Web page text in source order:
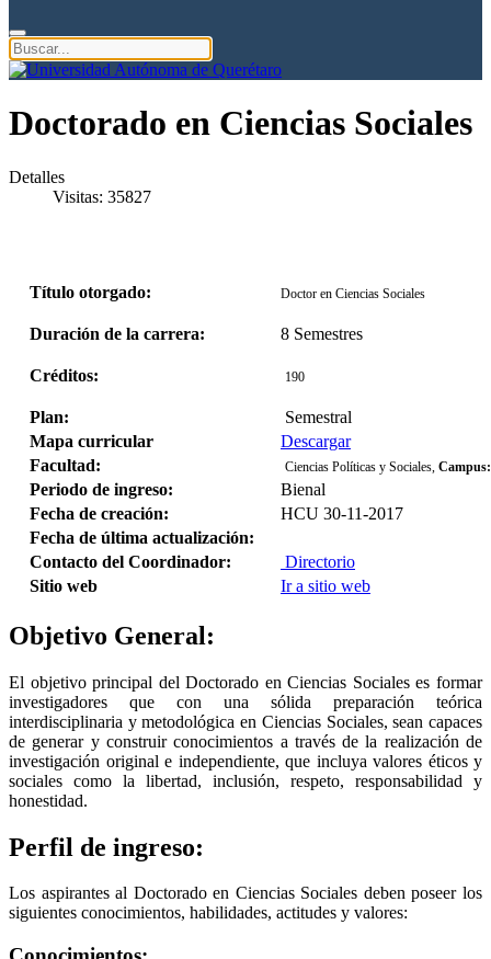
Doctorado en Ciencias Sociales
Detalles
Visitas: 35827
Título otorgado: Doctor en Ciencias Sociales
Duración de la carrera: 8 Semestres
Créditos: 190
Plan:
Semestral
Mapa curricular
Descargar
Facultad:
Ciencias Políticas y Sociales, Campus:
Periodo de ingreso:
Bienal
Fecha de creación:
HCU 30-11-2017
Fecha de última actualización:
Contacto del Coordinador:
Directorio
Sitio web
Ir a sitio web
Objetivo General:
El objetivo principal del Doctorado en Ciencias Sociales es formar
investigadores que con una sólida preparación teórica
interdisciplinaria y metodológica en Ciencias Sociales, sean capaces
de generar y construir conocimientos a través de la realización de
investigación original e independiente, que incluya valores éticos y
sociales como la libertad, inclusión, respeto, responsabilidad y
honestidad.
Perfil de ingreso:
Los aspirantes al Doctorado en Ciencias Sociales deben poseer los
siguientes conocimientos, habilidades, actitudes y valores: